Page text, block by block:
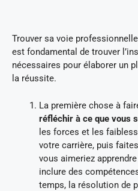
Trouver sa voie
est fondamental de trouver
nécessaires pour élaborer un
la réussite.
La première chose à
réfléchir à ce que vous
les forces et les
votre carrière, puis
vous aimeriez
inclure des
temps, la résolution de